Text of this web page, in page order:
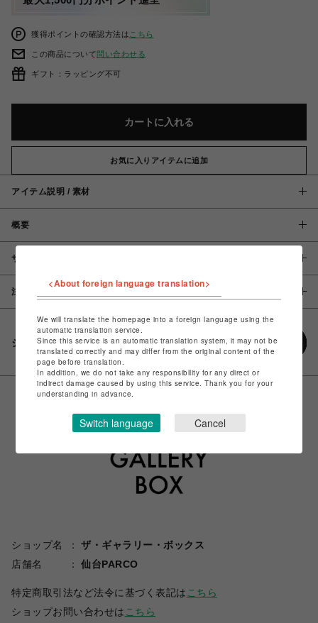
獲得ポイントの確認方法は こちら
この商品について問い合わせる
ギフト：ラッピング不可
カートに入れる
お気に入りアイテムに追加
アイテム説明 / 素材
概要
サイズ
注意事項
シェアする
ショップ名
ザ・ギャラリー・ボックス
店舗名
仙台PARCO
特定商取引法など法令に基づく表記は こちら
ショップお問い合わせは こちら
<About foreign language translation>
We will translate the homepage into a foreign language using the
automatic translation service.
Since this service is an automatic translation system, it may not be
translated correctly and may differ from the original content of the
page before translation.
In addition, we do not take any responsibility for any direct or
indirect damage caused by using this service. Thank you for your
understanding in advance.
Switch language Cancel